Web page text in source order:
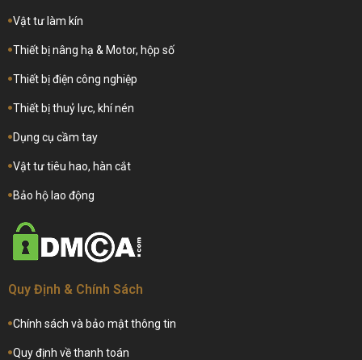
Vật tư làm kín
Thiết bị nâng hạ & Motor, hộp số
Thiết bị điện công nghiệp
Thiết bị thuỷ lực, khí nén
Dụng cụ cầm tay
Vật tư tiêu hao, hàn cắt
Bảo hộ lao động
Quy Định & Chính Sách
Chính sách và bảo mật thông tin
Quy định về thanh toán